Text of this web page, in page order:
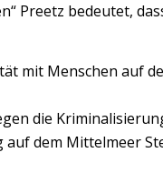
Preetz bedeutet,
mit Menschen auf
die
auf dem Mittelmeer